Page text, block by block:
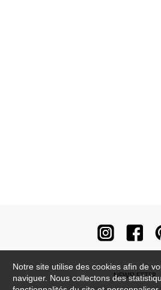
NEWSLETTER
Notre site utilise des cookies afin de
naviguer. Nous collectons des